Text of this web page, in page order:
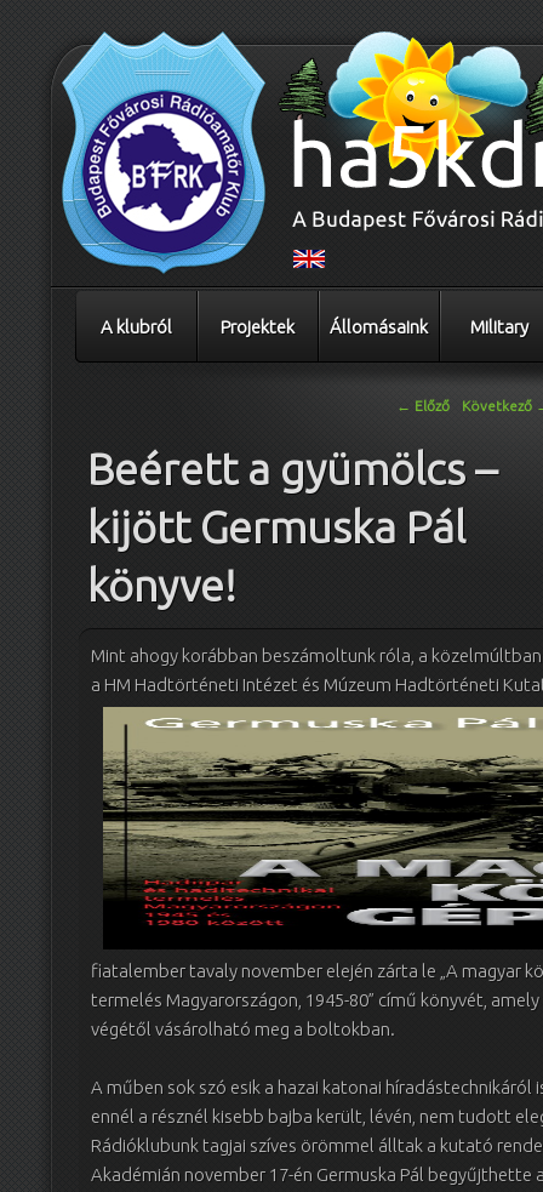
A klubról Projektek Állomásaink Military
← Előző Következő
Beérett a gyümölcs –
kijött Germuska Pál
könyve!
Mint ahogy korábban beszámoltunk róla, a
a HM Hadtörténeti Intézet és Múzeum Hadtörténeti
fiatalember tavaly november elején zárta le „A magyar
termelés Magyarországon, 1945-80” című könyvét,
végétől vásárolható meg a boltokban.
A műben sok szó esik a hazai katonai híradástechnikáról
ennél a résznél kisebb bajba került, lévén, nem tudott
Rádióklubunk tagjai szíves örömmel álltak a kutató
Akadémián november 17-én Germuska Pál begyűjthette